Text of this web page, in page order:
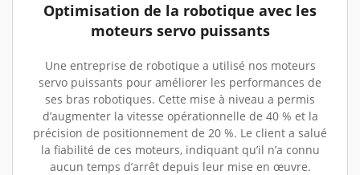
Optimisation de la robotique avec les
moteurs servo puissants
Une entreprise de robotique a utilisé nos moteurs
servo puissants pour améliorer les performances de
ses bras robotiques. Cette mise à niveau a permis
d’augmenter la vitesse opérationnelle de 40 % et la
précision de positionnement de 20 %. Le client a salué
la fiabilité de ces moteurs, indiquant qu’il n’a connu
aucun temps d’arrêt depuis leur mise en œuvre.